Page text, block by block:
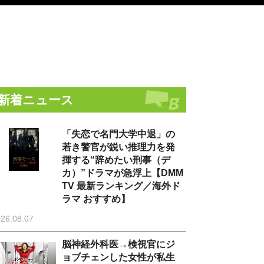
着ニュース
「失恋で名門大学中退」の
若き警官が鋭い推理力を発
揮する“辞めたい刑事（デ
カ）”ドラマが急浮上【DMM
TV 最新ランキング／海外ド
ラマ おすすめ】
脳神経外科医→検視官にジ
ョブチェンした女性が私生